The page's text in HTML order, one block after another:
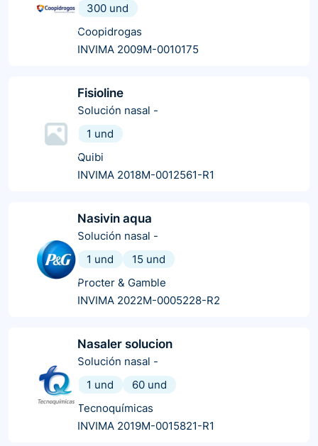
300 und
Coopidrogas
INVIMA 2009M-0010175
Fisioline
Solución nasal -
1 und
Quibi
INVIMA 2018M-0012561-R1
Nasivin aqua
Solución nasal -
1 und
15 und
Procter & Gamble
INVIMA 2022M-0005228-R2
Nasaler solucion
Solución nasal -
1 und
60 und
Tecnoquímicas
INVIMA 2019M-0015821-R1